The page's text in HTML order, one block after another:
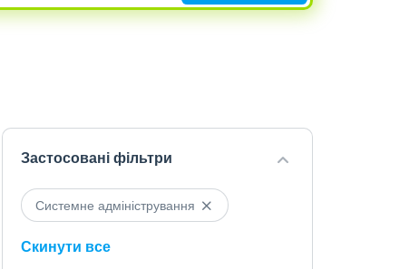
Застосовані фільтри
Системне адміністрування
Скинути все